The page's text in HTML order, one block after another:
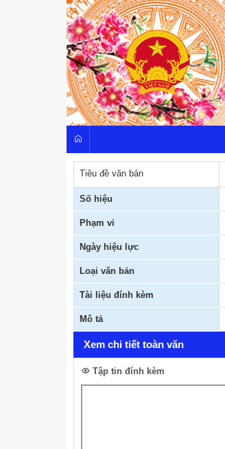
Tiêu đề văn bản
Số hiệu
Phạm vi
Ngày hiệu lực
Loại văn bản
Tài liệu đính kèm
Mô tả
Xem chi tiết toàn văn
Tập tin đính kèm